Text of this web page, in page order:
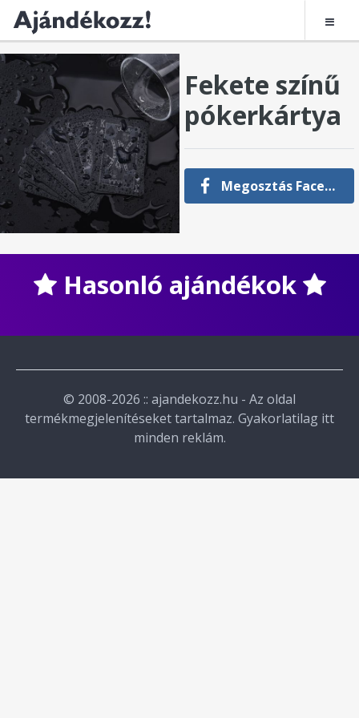
Fekete színű
pókerkártya
Megosztás Facebookon
Hasonló ajándékok
© 2008-2026 :: ajandekozz.hu - Az oldal
termékmegjelenítéseket tartalmaz. Gyakorlatilag itt
minden reklám.